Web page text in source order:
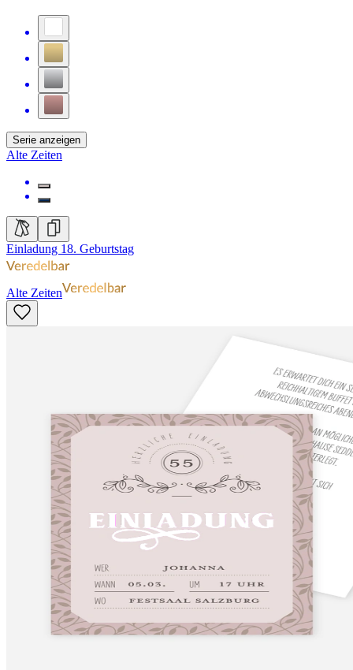
Serie anzeigen
Alte Zeiten
Einladung 18. Geburtstag
Alte Zeiten